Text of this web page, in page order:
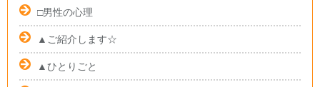
□男性の心理
▲ご紹介します☆
▲ひとりごと